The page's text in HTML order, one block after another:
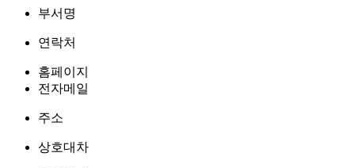
부서명
연락처
홈페이지
전자메일
주소
상호대차